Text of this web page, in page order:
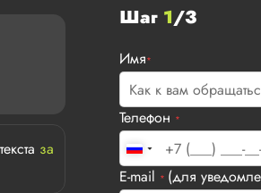
за
Шаг 1/3
Имя*
Телефон *
E-mail * (для